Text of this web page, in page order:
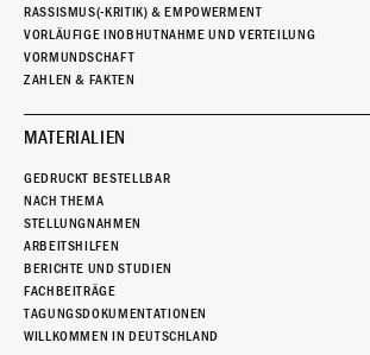
RASSISMUS(-KRITIK) & EMPOWERMENT
VORLÄUFIGE INOBHUTNAHME UND VERTEILUNG
VORMUNDSCHAFT
ZAHLEN & FAKTEN
MATERIALIEN
GEDRUCKT BESTELLBAR
NACH THEMA
STELLUNGNAHMEN
ARBEITSHILFEN
BERICHTE UND STUDIEN
FACHBEITRÄGE
TAGUNGSDOKUMENTATIONEN
WILLKOMMEN IN DEUTSCHLAND